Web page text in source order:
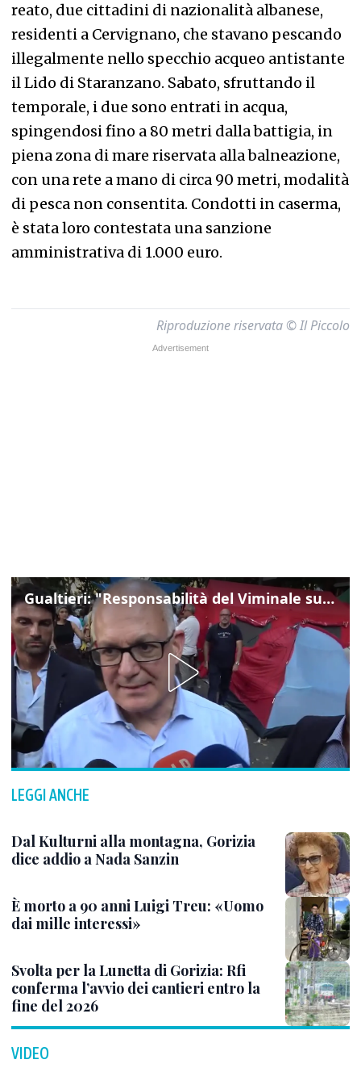
reato, due cittadini di nazionalità albanese,
residenti a Cervignano, che stavano pescando
illegalmente nello specchio acqueo antistante
il Lido di Staranzano. Sabato, sfruttando il
temporale, i due sono entrati in acqua,
spingendosi fino a 80 metri dalla battigia, in
piena zona di mare riservata alla balneazione,
con una rete a mano di circa 90 metri, modalità
di pesca non consentita. Condotti in caserma,
è stata loro contestata una sanzione
amministrativa di 1.000 euro.
Riproduzione riservata © Il Piccolo
Gualtieri: "Responsabilità del Viminale su Spin Time? La posizione dei partiti è nota"
LEGGI ANCHE
Dal Kulturni alla montagna, Gorizia
dice addio a Nada Sanzin
È morto a 90 anni Luigi Treu: «Uomo
dai mille interessi»
Svolta per la Lunetta di Gorizia: Rfi
conferma l’avvio dei cantieri entro la
fine del 2026
VIDEO